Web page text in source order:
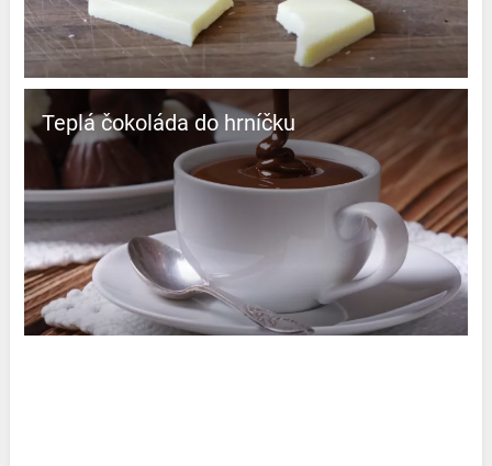
Teplá čokoláda do hrníčku